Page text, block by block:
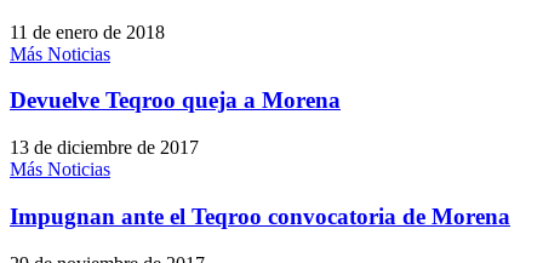
11 de enero de 2018
Más Noticias
Devuelve Teqroo queja a Morena
13 de diciembre de 2017
Más Noticias
Impugnan ante el Teqroo convocatoria de Morena